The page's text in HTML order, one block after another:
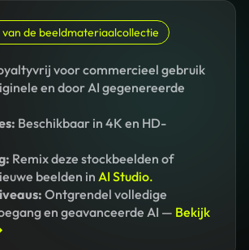
de beeldmateriaalcollectie
voor commercieel gebruik
en door AI gegenereerde
Beschikbaar in 4K en HD-
Remix deze stockbeelden of
beelden in AI Studio.
Ontgrendel volledige
en geavanceerde AI — Bekijk